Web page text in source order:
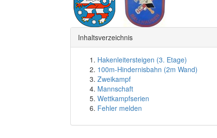
Inhaltsverzeichnis
Hakenleitersteigen (3. Etage)
100m-Hindernisbahn (2m Wand)
Zweikampf
Mannschaft
Wettkampfserien
Fehler melden